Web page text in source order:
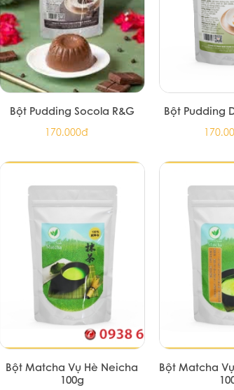
Bột Pudding Socola R&G
170.000đ
Bột Pudding
Bột Matcha Vụ Hè Neicha
100g
Bột Matcha